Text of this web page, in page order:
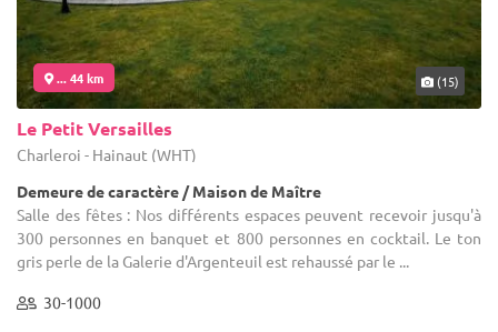
... 44 km (15)
Le Petit Versailles
Charleroi - Hainaut (WHT)
Demeure de caractère / Maison de Maître
Salle des fêtes : Nos différents espaces peuvent recevoir jusqu'à
300 personnes en banquet et 800 personnes en cocktail. Le ton
gris perle de la Galerie d'Argenteuil est rehaussé par le ...
30-1000